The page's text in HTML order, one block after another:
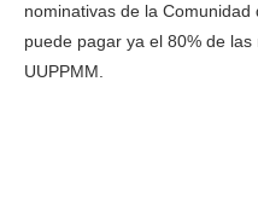
nominativas de la
puede pagar ya el 80% de
UUPPMM.